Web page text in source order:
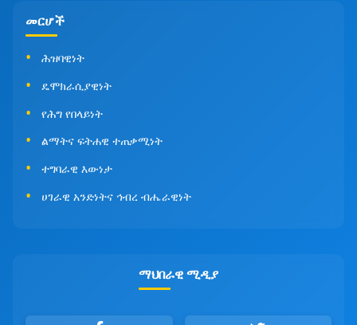
መርሆች
ሕዝባዊነት
ዴሞክራሲያዊነት
የሕግ የበላይነት
ልማትና ፍትሐዊ ተጠቃሚነት
ተግባራዊ እውነታ
ሀገራዊ አንድነትና ኅብረ ብሔራዊነት
ማህበራዊ ሚዲያ